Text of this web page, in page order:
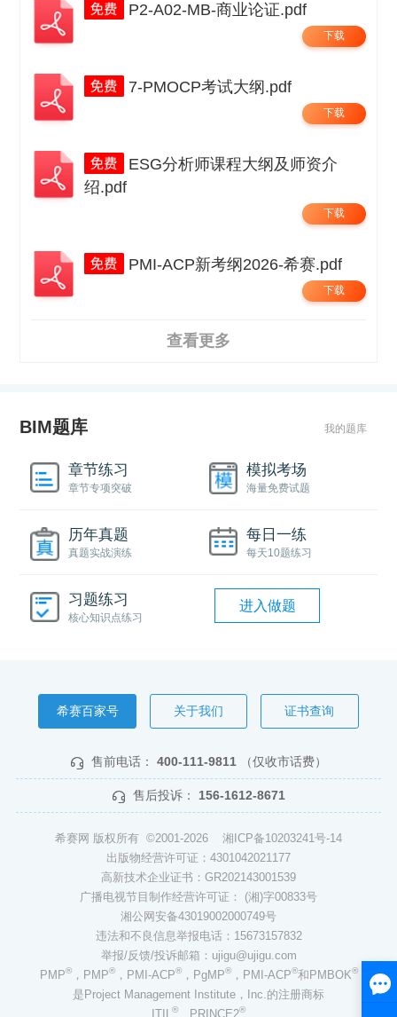
P2-A02-MB-商业论证.pdf
下载
7-PMOCP考试大纲.pdf
下载
ESG分析师课程大纲及师资介
绍.pdf
下载
PMI-ACP新考纲2026-希赛.pdf
下载
查看更多
BIM题库 我的题库
章节练习
章节专项突破
模拟考场
海量免费试题
历年真题
真题实战演练
每日一练
每天10题练习
习题练习
核心知识点练习
进入做题
希赛百家号 关于我们 证书查询
售前电话： 400-111-9811 （仅收市话费）
售后投诉： 156-1612-8671
希赛网 版权所有 ©2001-2026 湘ICP备10203241号-14
出版物经营许可证：4301042021177
高新技术企业证书：GR202143001539
广播电视节目制作经营许可证： (湘)字00833号
湘公网安备43019002000749号
违法和不良信息举报电话：15673157832
举报/反馈/投诉邮箱：ujigu@ujigu.com
PMP®，PMP®，PMI-ACP®，PgMP®，PMI-ACP®和PMBOK®
是Project Management Institute，Inc.的注册商标
ITIL
® 、PRINCE2®